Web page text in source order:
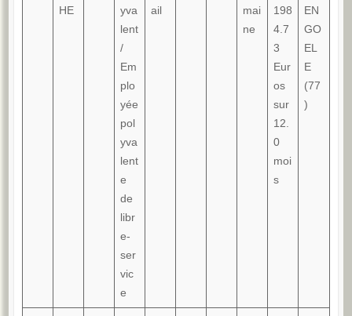
HE
yva
lent
/
Em
plo
yée
pol
yva
lent
e
de
libr
e-
ser
vic
e
ail
mai
ne
198
4.7
3
Eur
os
sur
12.
0
moi
s
EN
GO
EL
E
(77
)